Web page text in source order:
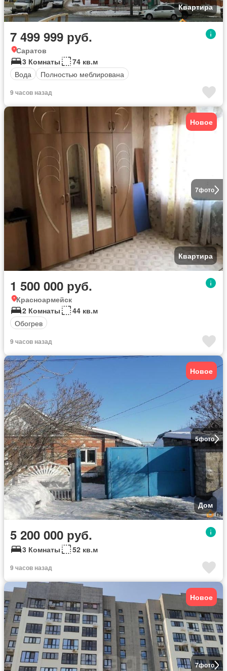
Квартира
7 499 999 руб.
Саратов
3 Комнаты
74 кв.м
Вода
Полностью меблирована
9 часов назад
7фото
Новое
Квартира
1 500 000 руб.
Красноармейск
2 Комнаты
44 кв.м
Обогрев
9 часов назад
5фото
Новое
Дом
5 200 000 руб.
3 Комнаты 52 кв.м
9 часов назад
7фото
Новое